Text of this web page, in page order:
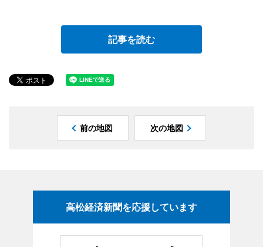
記事を読む
前の地図 次の地図
高松経済新聞を応援しています